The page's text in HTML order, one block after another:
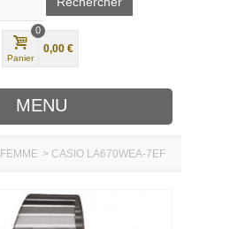
Panier
0
0,00 €
MENU
FEMME > CASIO LA670WEA-7EF